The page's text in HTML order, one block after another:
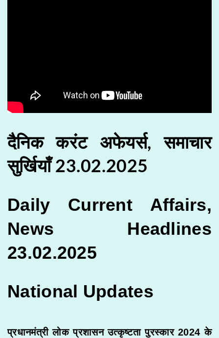
दैनिक करंट अफेयर्स, समाचार
सुर्खियाँ 23.02.2025
Daily Current Affairs,
News Headlines
23.02.2025
National Updates
प्रधानमंत्री लोक प्रशासन उत्‍कृष्‍टता पुरस्‍कार 2024 के